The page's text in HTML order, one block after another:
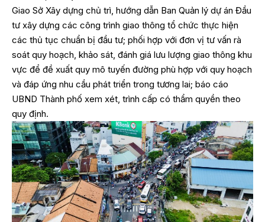
Giao Sở Xây dựng chủ trì, hướng dẫn Ban Quản lý dự án Đầu
tư xây dựng các công trình giao thông tổ chức thực hiện
các thủ tục chuẩn bị đầu tư; phối hợp với đơn vị tư vấn rà
soát quy hoạch, khảo sát, đánh giá lưu lượng giao thông khu
vực để đề xuất quy mô tuyến đường phù hợp với quy hoạch
và đáp ứng nhu cầu phát triển trong tương lai; báo cáo
UBND Thành phố xem xét, trình cấp có thẩm quyền theo
quy định.